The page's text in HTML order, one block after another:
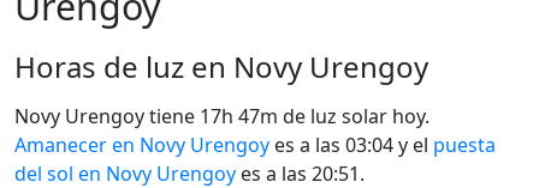
Horas de luz en Novy Urengoy
Novy Urengoy tiene 17h 47m de luz solar hoy.
Amanecer en Novy Urengoy es a las 03:04 y el puesta
del sol en Novy Urengoy es a las 20:51.